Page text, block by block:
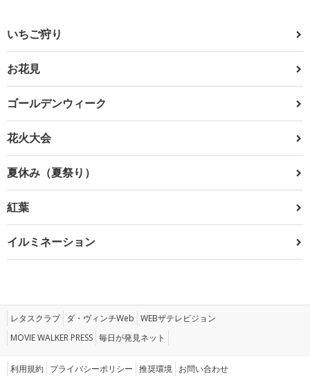
いちご狩り
お花見
ゴールデンウィーク
花火大会
夏休み（夏祭り）
紅葉
イルミネーション
レタスクラブ ダ・ヴィンチWeb WEBザテレビジョン
MOVIE WALKER PRESS 毎日が発見ネット
利用規約 プライバシーポリシー 推奨環境 お問い合わせ